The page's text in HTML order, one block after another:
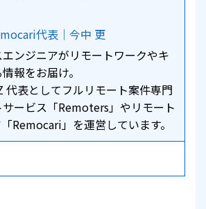
代表｜今中 更
ンジニアがリモートワークやキ
報をお届け。
代表としてフルリモート案件専門
ービス「Remoters」やリモート
Remocari」を運営しています。